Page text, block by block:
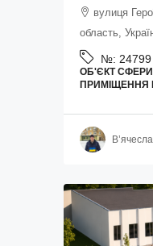
вулиця
область,
№: 24799
ОБ'ЄКТ
ПРИМІЩЕННЯ